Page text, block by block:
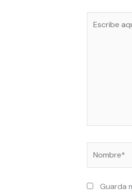
aquí...
Guarda